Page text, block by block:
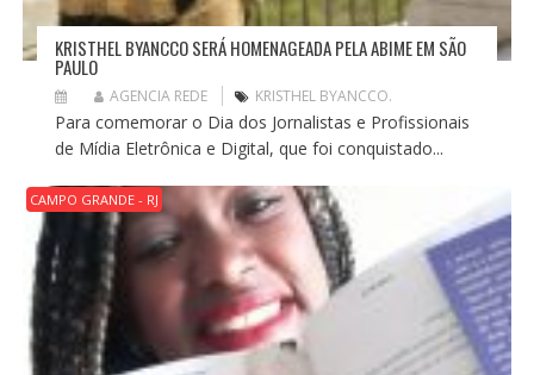
KRISTHEL BYANCCO SERÁ HOMENAGEADA PELA ABIME EM SÃO
PAULO
AGENCIA REDE KRISTHEL BYANCCO.
Para comemorar o Dia dos Jornalistas e Profissionais
de Mídia Eletrônica e Digital, que foi conquistado...
CAMPO GRANDE - RJ